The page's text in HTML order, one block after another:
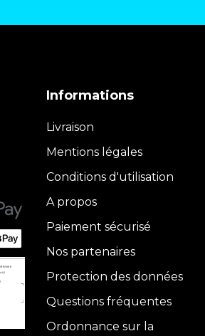
Informations
Livraison
Mentions légales
Conditions d'utilisation
A propos
Paiement sécurisé
Nos partenaires
Protection des données
Questions fréquentes
Ordonnance sur la